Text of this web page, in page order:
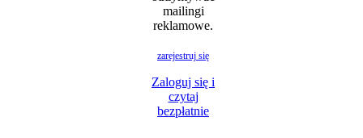
mailingi
reklamowe.
zarejestruj się
Zaloguj się i
czytaj
bezpłatnie